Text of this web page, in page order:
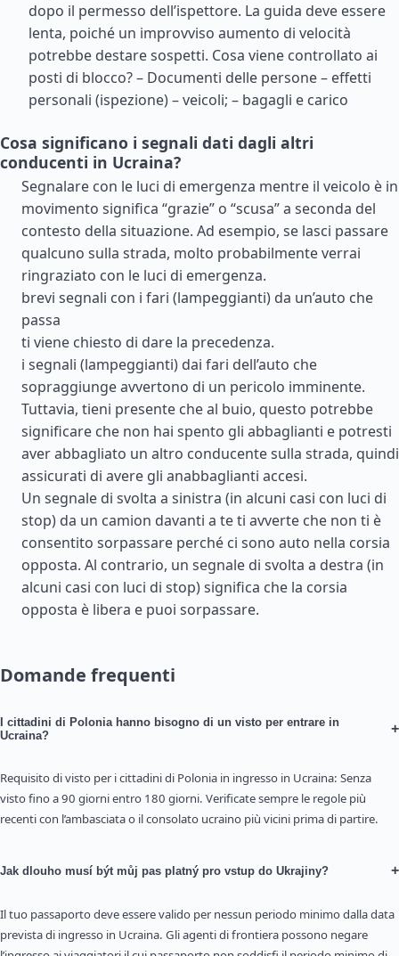
dopo il permesso dell’ispettore. La guida deve essere
lenta, poiché un improvviso aumento di velocità
potrebbe destare sospetti. Cosa viene controllato ai
posti di blocco? – Documenti delle persone – effetti
personali (ispezione) – veicoli; – bagagli e carico
Cosa significano i segnali dati dagli altri
conducenti in Ucraina?
Segnalare con le luci di emergenza mentre il veicolo è in
movimento significa “grazie” o “scusa” a seconda del
contesto della situazione. Ad esempio, se lasci passare
qualcuno sulla strada, molto probabilmente verrai
ringraziato con le luci di emergenza.
brevi segnali con i fari (lampeggianti) da un’auto che
passa
ti viene chiesto di dare la precedenza.
i segnali (lampeggianti) dai fari dell’auto che
sopraggiunge avvertono di un pericolo imminente.
Tuttavia, tieni presente che al buio, questo potrebbe
significare che non hai spento gli abbaglianti e potresti
aver abbagliato un altro conducente sulla strada, quindi
assicurati di avere gli anabbaglianti accesi.
Un segnale di svolta a sinistra (in alcuni casi con luci di
stop) da un camion davanti a te ti avverte che non ti è
consentito sorpassare perché ci sono auto nella corsia
opposta. Al contrario, un segnale di svolta a destra (in
alcuni casi con luci di stop) significa che la corsia
opposta è libera e puoi sorpassare.
Domande frequenti
I cittadini di Polonia hanno bisogno di un visto per entrare in
Ucraina?
+
Requisito di visto per i cittadini di Polonia in ingresso in Ucraina: Senza
visto fino a 90 giorni entro 180 giorni. Verificate sempre le regole più
recenti con l’ambasciata o il consolato ucraino più vicini prima di partire.
Jak dlouho musí být můj pas platný pro vstup do Ukrajiny? +
Il tuo passaporto deve essere valido per nessun periodo minimo dalla data
prevista di ingresso in Ucraina. Gli agenti di frontiera possono negare